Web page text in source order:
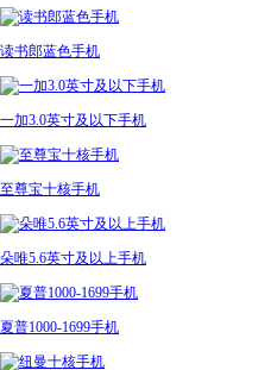
读书郎蓝色手机
一加3.0英寸及以下手机
至尊宝十核手机
朵唯5.6英寸及以上手机
夏普1000-1699手机